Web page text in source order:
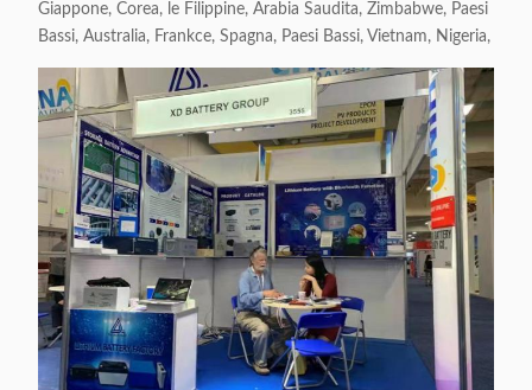
Giappone, Corea, le Filippine, Arabia Saudita, Zimbabwe, Paesi
Bassi, Australia, Frankce, Spagna, Paesi Bassi, Vietnam, Nigeria,